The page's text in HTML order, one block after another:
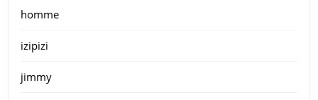
homme
izipizi
jimmy